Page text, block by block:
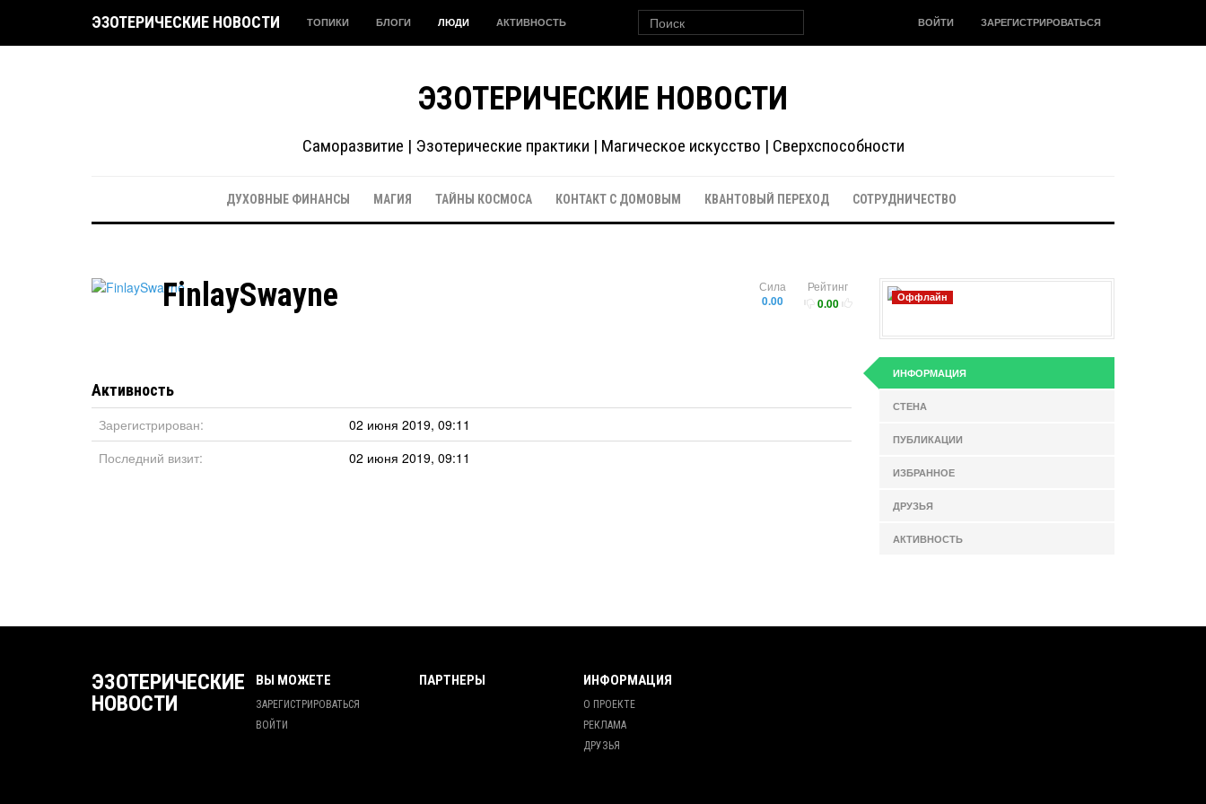
ЭЗОТЕРИЧЕСКИЕ НОВОСТИ ТОПИКИ БЛОГИ ЛЮДИ АКТИВНОСТЬ ВОЙТИ ЗАРЕГИСТРИРОВАТЬСЯ
ЭЗОТЕРИЧЕСКИЕ НОВОСТИ
Саморазвитие | Эзотерические практики | Магическое искусство | Сверхспособности
ДУХОВНЫЕ ФИНАНСЫ МАГИЯ ТАЙНЫ КОСМОСА КОНТАКТ С ДОМОВЫМ КВАНТОВЫЙ ПЕРЕХОД СОТРУДНИЧЕСТВО
Рейтинг
0.00
Сила
0.00
FinlaySwayne
Активность
Зарегистрирован:
02 июня 2019, 09:11
Последний визит:
02 июня 2019, 09:11
Оффлайн
ИНФОРМАЦИЯ
СТЕНА
ПУБЛИКАЦИИ
ИЗБРАННОЕ
ДРУЗЬЯ
АКТИВНОСТЬ
ЭЗОТЕРИЧЕСКИЕ
НОВОСТИ
ВЫ МОЖЕТЕ
ЗАРЕГИСТРИРОВАТЬСЯ
ВОЙТИ
ПАРТНЕРЫ ИНФОРМАЦИЯ
О ПРОЕКТЕ
РЕКЛАМА
ДРУЗЬЯ